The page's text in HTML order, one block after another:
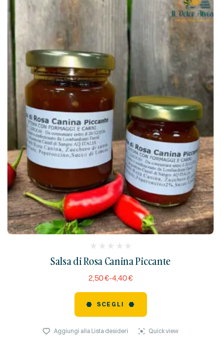
Salsa di Rosa Canina Piccante
reviews)
2,50€-4,40€
SCEGLI
Aggiungi alla Lista desideri Quick view